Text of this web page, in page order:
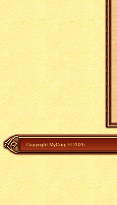
Copyright MyCorp © 2026